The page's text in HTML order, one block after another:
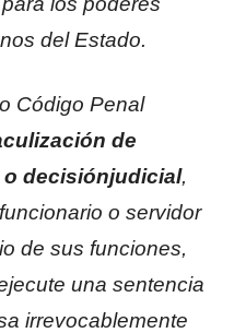
del Estado.
Código Penal
de
decisiónjudicial,
o servidor
de sus funciones,
una sentencia
irrevocablemente